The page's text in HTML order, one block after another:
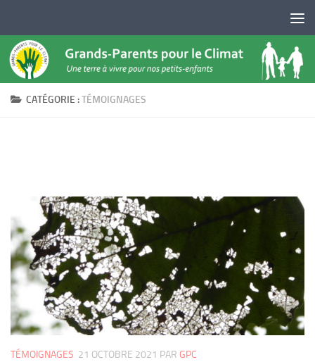
CATÉGORIE :TÉMOIGNAGES
TÉMOIGNAGES 21 OCTOBRE 2021 PAR GPC